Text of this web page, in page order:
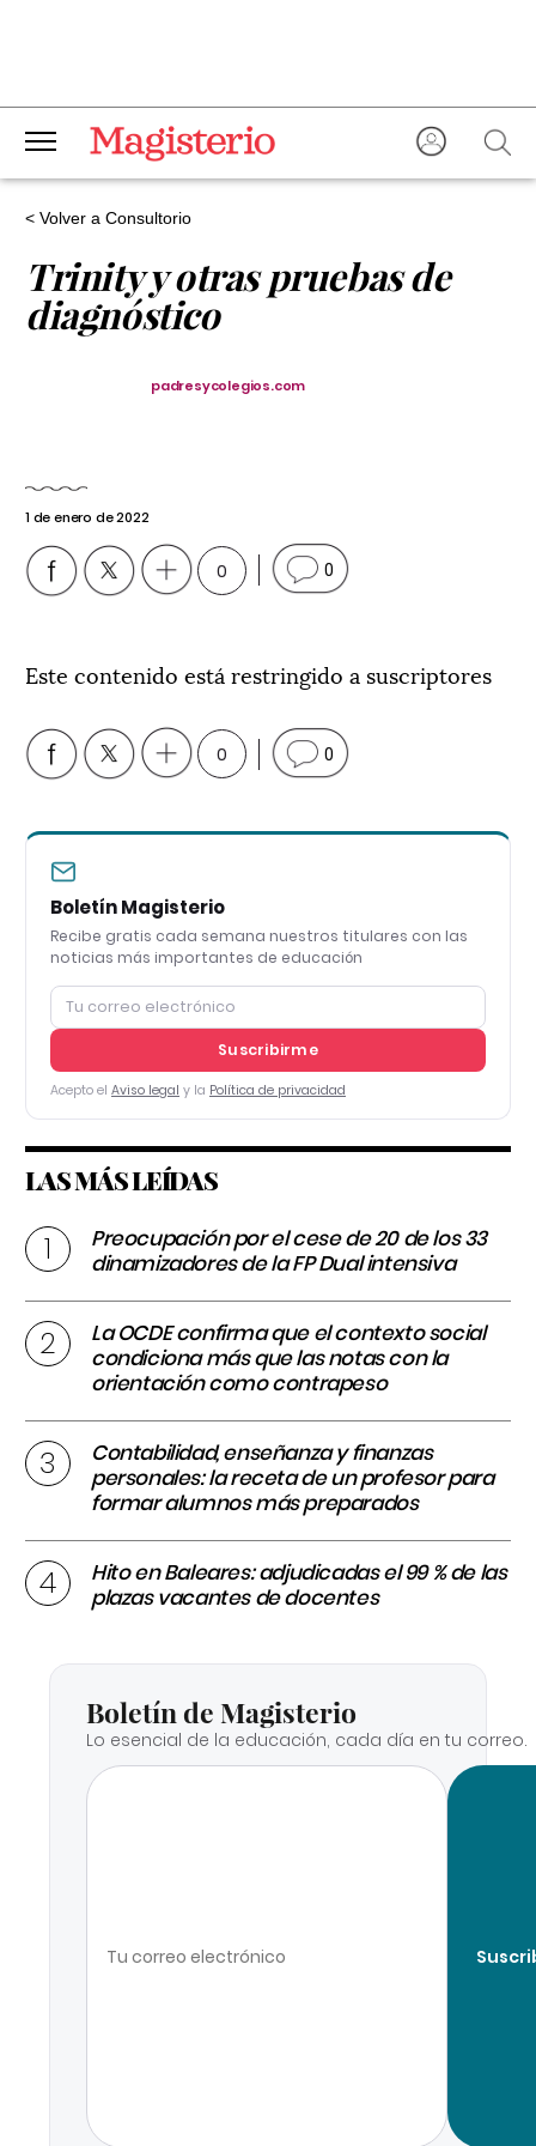
< Volver a Consultorio
Trinity y otras pruebas de
diagnóstico
padresycolegios.com
1 de enero de 2022
0 0
Este contenido está restringido a suscriptores
0 0
Boletín Magisterio
Recibe gratis cada semana nuestros titulares con las
noticias más importantes de educación
Suscribirme
Acepto el Aviso legal y la Política de privacidad
LAS MÁS LEÍDAS
Preocupación por el cese de 20 de los 33
dinamizadores de la FP Dual intensiva
La OCDE confirma que el contexto social
condiciona más que las notas con la
orientación como contrapeso
Contabilidad, enseñanza y finanzas
personales: la receta de un profesor para
formar alumnos más preparados
Hito en Baleares: adjudicadas el 99 % de las
plazas vacantes de docentes
Boletín de Magisterio
Lo esencial de la educación, cada día en tu correo.